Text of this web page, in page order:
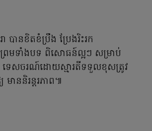
បានខិតខំប្រឹង ប្រែងរិះរក
ម ព្រមទាំងបទ ពិសោធន៍ល្អៗ សម្រាប់
រង ទេសចរណ៍ដោយស្មារតីទទួលខុសត្រូវ
ាននិរន្តរភាព៕